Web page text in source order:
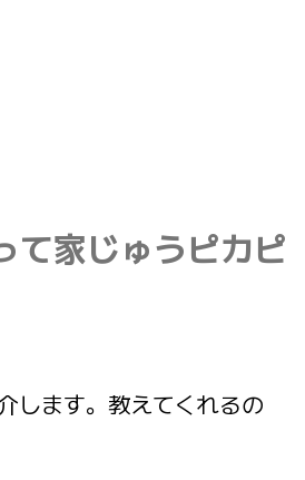
て家じゅうピカピ
ます。教えてくれるの